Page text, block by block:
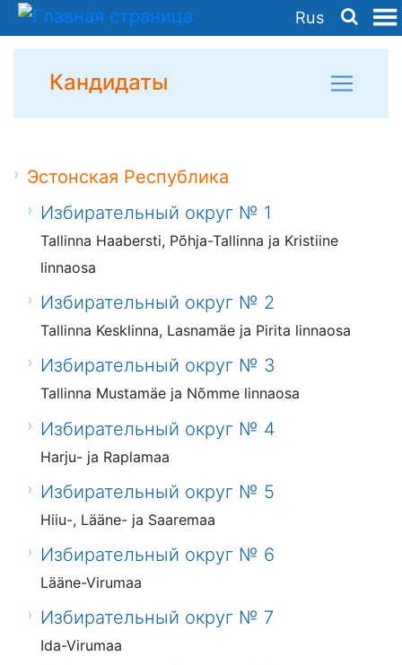
Rus
Кандидаты
Эстонская Республика
Избирательный округ № 1
Tallinna Haabersti, Põhja-Tallinna ja Kristiine
linnaosa
Избирательный округ № 2
Tallinna Kesklinna, Lasnamäe ja Pirita linnaosa
Избирательный округ № 3
Tallinna Mustamäe ja Nõmme linnaosa
Избирательный округ № 4
Harju- ja Raplamaa
Избирательный округ № 5
Hiiu-, Lääne- ja Saaremaa
Избирательный округ № 6
Lääne-Virumaa
Избирательный округ № 7
Ida-Virumaa